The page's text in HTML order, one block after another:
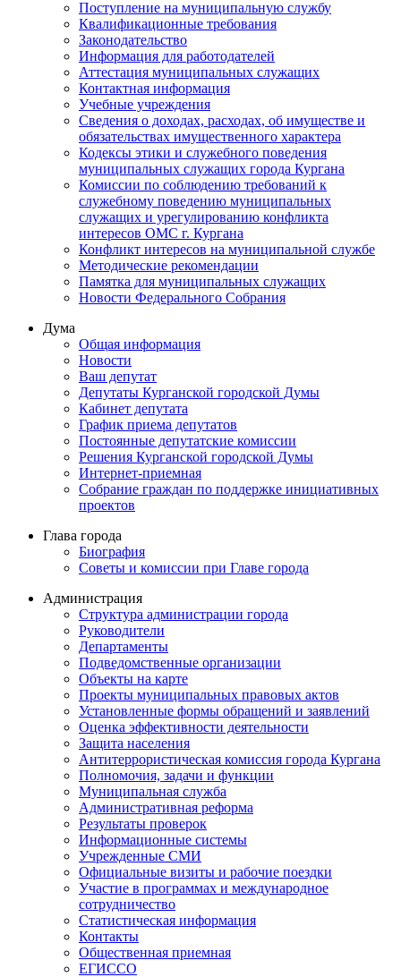
Поступление на муниципальную службу
Квалификационные требования
Законодательство
Информация для работодателей
Аттестация муниципальных служащих
Контактная информация
Учебные учреждения
Сведения о доходах, расходах, об имуществе и
обязательствах имущественного характера
Кодексы этики и служебного поведения
муниципальных служащих города Кургана
Комиссии по соблюдению требований к
служебному поведению муниципальных
служащих и урегулированию конфликта
интересов ОМС г. Кургана
Конфликт интересов на муниципальной службе
Методические рекомендации
Памятка для муниципальных служащих
Новости Федерального Cобрания
Дума
Общая информация
Новости
Ваш депутат
Депутаты Курганской городской Думы
Кабинет депутата
График приема депутатов
Постоянные депутатские комиссии
Решения Курганской городской Думы
Интернет-приемная
Собрание граждан по поддержке инициативных
проектов
Глава города
Биография
Советы и комиссии при Главе города
Администрация
Структура администрации города
Руководители
Департаменты
Подведомственные организации
Объекты на карте
Проекты муниципальных правовых актов
Установленные формы обращений и заявлений
Оценка эффективности деятельности
Защита населения
Антитеррористическая комиссия города Кургана
Полномочия, задачи и функции
Муниципальная служба
Административная реформа
Результаты проверок
Информационные системы
Учрежденные СМИ
Официальные визиты и рабочие поездки
Участие в программах и международное
сотрудничество
Статистическая информация
Контакты
Общественная приемная
ЕГИССО